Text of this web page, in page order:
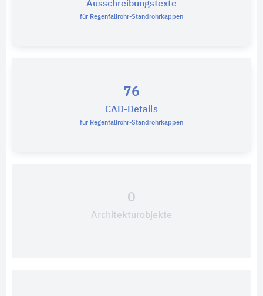
Ausschreibungstexte
für Regenfallrohr-Standrohrkappen
76
CAD-Details
für Regenfallrohr-Standrohrkappen
0
Architekturobjekte